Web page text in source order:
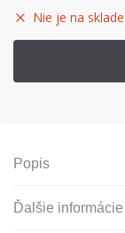
Nie je na sklade
Popis
Ďalšie informácie